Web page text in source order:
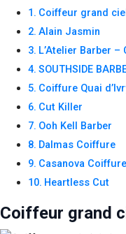
Coiffeur grand
Alain Jasmin
L’Atelier Barber –
SOUTHSIDE
Coiffure Quai
Cut Killer
Ooh Kell Barber
Dalmas Coiffure
Casanova Coiffure
Heartless Cut
Coiffeur grand
En partageant
votre intérêt et
votre
comportement
visitez notre
site, vous
chances de
voir du
contenu et des
personnalisés.